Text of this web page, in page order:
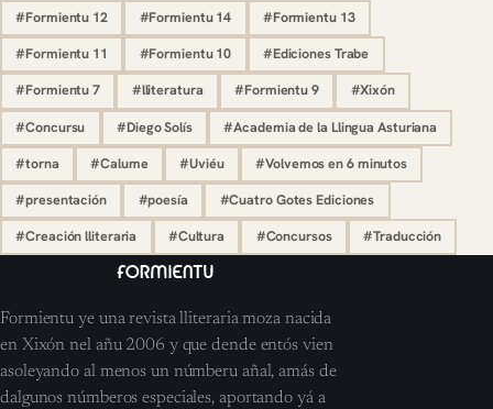
#Formientu 12 #Formientu 14 #Formientu 13
#Formientu 11 #Formientu 10 #Ediciones Trabe
#Formientu 7 #lliteratura #Formientu 9 #Xixón
#Concursu #Diego Solís #Academia de la Llingua Asturiana
#torna #Calume #Uviéu #Volvemos en 6 minutos
#presentación #poesía #Cuatro Gotes Ediciones
#Creación lliteraria #Cultura #Concursos #Traducción
Formientu ye una revista lliteraria moza nacida
en Xixón nel añu 2006 y que dende entós vien
asoleyando al menos un númberu añal, amás de
dalgunos númberos especiales, aportando yá a